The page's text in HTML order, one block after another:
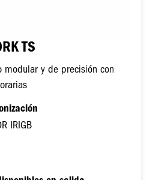
TS
modular y de precisión con
IRIGB